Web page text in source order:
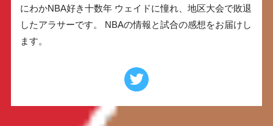
にわかNBA好き十数年 ウェイドに憧れ、地区大会で敗退
したアラサーです。 NBAの情報と試合の感想をお届けし
ます。